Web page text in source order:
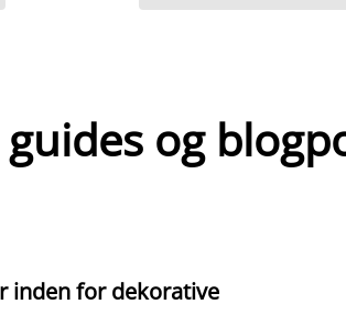
og
inden for dekorative